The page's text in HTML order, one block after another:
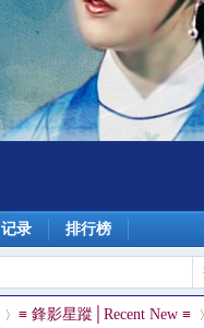
记录 排行榜
≡ 鋒影星蹤│Recent New ≡